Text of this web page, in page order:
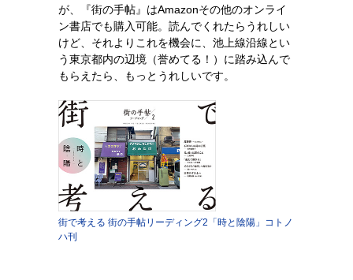
が、『街の手帖』はAmazonその他のオンライ
ン書店でも購入可能。読んでくれたらうれしい
けど、それよりこれを機会に、池上線沿線とい
う東京都内の辺境（誉めてる！）に踏み込んで
もらえたら、もっとうれしいです。
街で考える 街の手帖リーディング2「時と陰陽」コトノ
ハ刊